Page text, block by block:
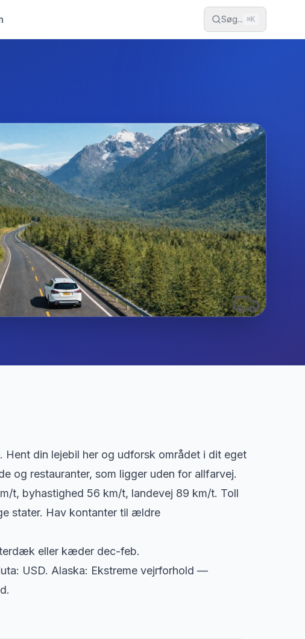
Søg... ⌘K
din lejebil her og udforsk området i dit eget
og restauranter, som ligger uden for allfarvej.
t, byhastighed 56 km/t, landevej 89 km/t. Toll
stater. Hav kontanter til ældre
eller kæder dec-feb.
USD. Alaska: Ekstreme vejrforhold —